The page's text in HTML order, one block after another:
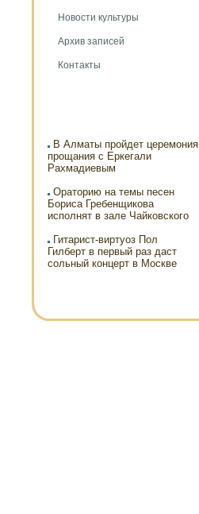
Новости культуры
Архив записей
Контакты
В Алматы пройдет церемония
прощания с Еркегали
Рахмадиевым
Ораторию на темы песен
Бориса Гребенщикова
исполнят в зале Чайковского
Гитарист-виртуоз Пол
Гилберт в первый раз даст
сольный концерт в Москве